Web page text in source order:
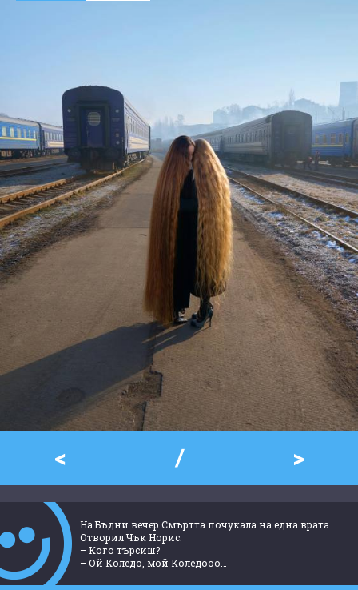
>
< /
На Бъдни вечер Смъртта почукала на една врата.
Отворил Чък Норис.
– Кого търсиш?
– Ой Коледо, мой Коледооо…